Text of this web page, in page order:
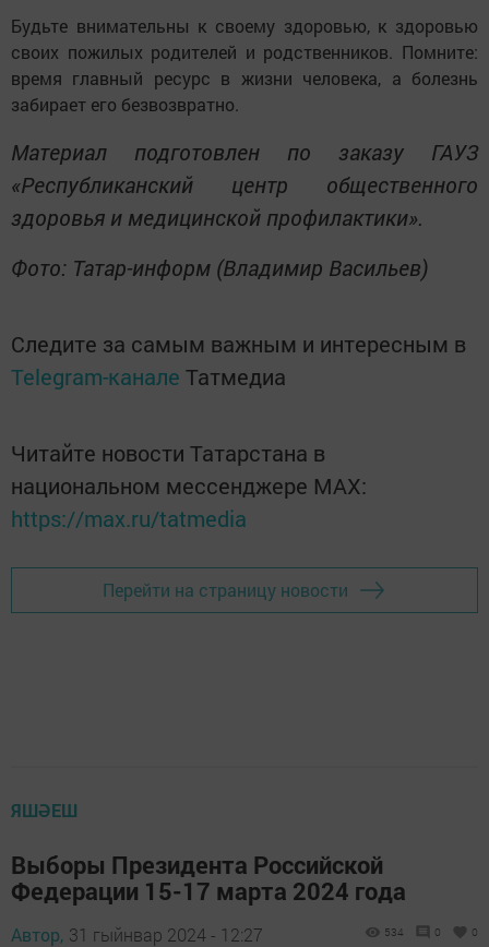
Будьте внимательны к своему здоровью, к здоровью
своих пожилых родителей и родственников. Помните:
время главный ресурс в жизни человека, а болезнь
забирает его безвозвратно.
Материал подготовлен по заказу ГАУЗ
«Республиканский центр общественного
здоровья и медицинской профилактики».
Фото: Татар-информ (Владимир Васильев)
Следите за самым важным и интересным в
Telegram-канале Татмедиа
Читайте новости Татарстана в
национальном мессенджере MАХ:
https://max.ru/tatmedia
Перейти на страницу новости
ЯШӘЕШ
Выборы Президента Российской
Федерации 15-17 марта 2024 года
Автор, 31 гыйнвар 2024 - 12:27 534 0 0